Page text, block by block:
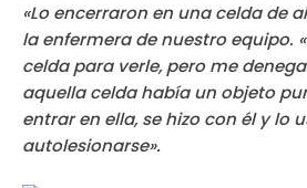
«Lo encerraron en una celda de
la enfermera de nuestro equipo.
celda para verle, pero me
aquella celda había un objeto
entrar en ella, se hizo con él y lo
autolesionarse».